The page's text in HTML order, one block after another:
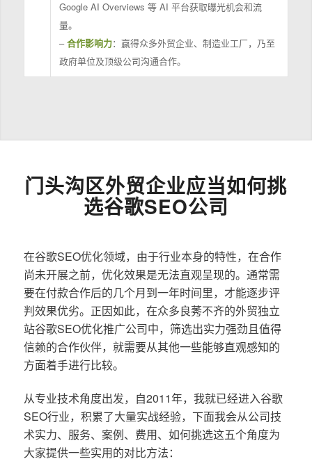
Google AI Overviews 等 AI 平台获取曝光机会和流
量。
–合作影响力：赢得众多外贸企业、制造业工厂，乃至
政府单位及顶级公司沟通合作。
门头沟区外贸企业应当如何挑
选谷歌SEO公司
在谷歌SEO优化领域，由于行业本身的特性，在合作
尚未开展之前，优化效果是无法直观呈现的。通常需
要在付款合作后的几个月到一年时间里，才能逐步评
判效果优劣。正因如此，在众多良莠不齐的外贸独立
站谷歌SEO优化推广公司中，筛选出实力强劲且值得
信赖的合作伙伴，就需要从其他一些能够直观感知的
方面着手进行比较。
从专业技术角度出发，自2011年，我就已经进入谷歌
SEO行业，积累了大量实战经验，下面我会从公司技
术实力、服务、案例、费用、如何挑选这五个角度为
大家提供一些实用的对比方法：